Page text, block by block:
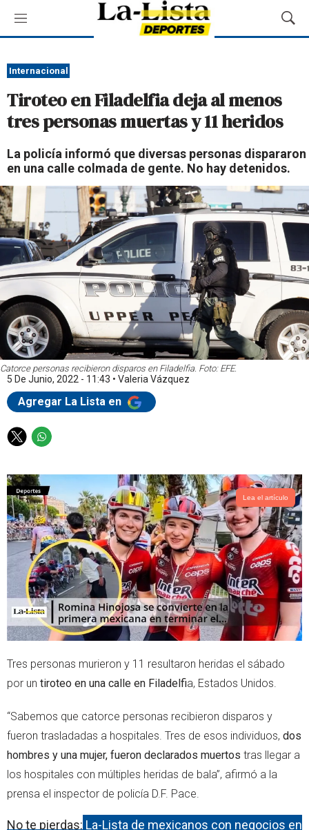
M
e
ú
M
o
s
q
u
d
a
Internacional
Tiroteo en Filadelfia deja al menos
tres personas muertas y 11 heridos
La policía informó que diversas personas dispararon
en una calle colmada de gente. No hay detenidos.
Catorce personas recibieron disparos en Filadelfia. Foto: EFE.
5 De Junio, 2022 - 11:43 • Valeria Vázquez
Agregar La Lista en
T
i
t
t
e
r
W
a
t
s
a
p
p
Lea el artículo
Tres personas murieron y 11 resultaron heridas el sábado
por un tiroteo en una calle en Filadelfia, Estados Unidos.
“Sabemos que catorce personas recibieron disparos y
fueron trasladadas a hospitales. Tres de esos individuos, dos
hombres y una mujer, fueron declarados muertos tras llegar a
los hospitales con múltiples heridas de bala”, afirmó a la
prensa el inspector de policía D.F. Pace.
No te pierdas: La-Lista de mexicanos con negocios en